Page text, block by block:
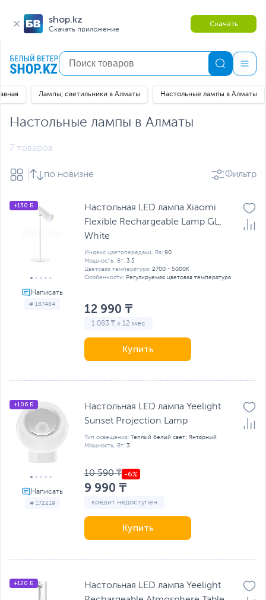
shop.kz
Скачать приложение
Скачать
Лампы, светильники в Алматы Настольные лампы в Алматы
Настольные лампы в Алматы
7 товаров
по новизне Фильтр
# 187484
+130 Б
Настольная LED лампа Xiaomi
Flexible Rechargeable Lamp GL,
White
Индекс цветопередачи, Ra: 90
Мощность, Вт: 3.5
Цветовая температура: 2700 - 5000K
Особенности: Регулируемая цветовая температура
12 990 ₸
1 083 ₸ x 12 мес
Купить
# 172219
+106 Б
Настольная LED лампа Yeelight
Sunset Projection Lamp
Тип освещения: Теплый белый свет; Янтарный
Мощность, Вт: 3
10 590 ₸
9 990 ₸
кредит недоступен
Купить
+120 Б
Настольная LED лампа Yeelight